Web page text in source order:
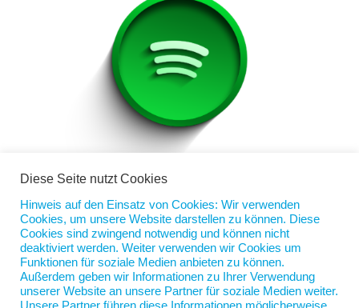
Nord-Coach Playlist Home-Office No. 6
vonJan Scherping|26. März 2024|Diese Woche
Wer zu Ostern arbeiten muss und dabei einmal auch
etwas andere Musik hören möchte, kann das mit der
Diese Seite nutzt Cookies
Hinweis auf den Einsatz von Cookies: Wir verwenden
Cookies, um unsere Website darstellen zu können. Diese
Cookies sind zwingend notwendig und können nicht
deaktiviert werden. Weiter verwenden wir Cookies um
Funktionen für soziale Medien anbieten zu können.
Außerdem geben wir Informationen zu Ihrer Verwendung
unserer Website an unsere Partner für soziale Medien weiter.